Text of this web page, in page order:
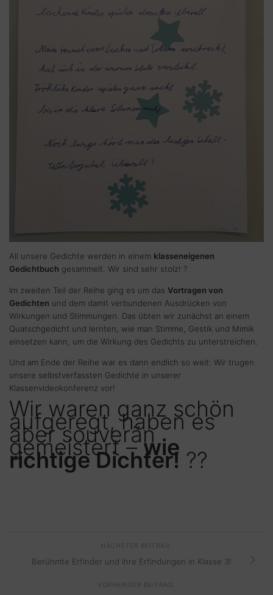
All unsere Gedichte werden in einem klasseneigenen
Gedichtbuch gesammelt. Wir sind sehr stolz! ?
Im zweiten Teil der Reihe ging es um das Vortragen von
Gedichten und dem damit verbundenen Ausdrücken von
Wirkungen und Stimmungen. Das übten wir zunächst an einem
Quatschgedicht und lernten, wie man Stimme, Gestik und Mimik
einsetzen kann, um die Wirkung des Gedichts zu unterstreichen.
Und am Ende der Reihe war es dann endlich so weit: Wir trugen
unsere selbstverfassten Gedichte in unserer
Klassenvideokonferenz vor!
Wir waren ganz schön
aufgeregt, haben es
aber souverän
gemeistert –wie
richtige Dichter! ??
NÄCHSTER BEITRAG
Berühmte Erfinder und ihre Erfindungen in Klasse 3!
VORHERIGER BEITRAG